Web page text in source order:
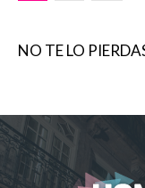
NO TE LO